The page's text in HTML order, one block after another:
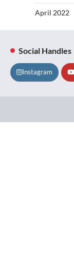
April 2022
Social Handles
Instagram